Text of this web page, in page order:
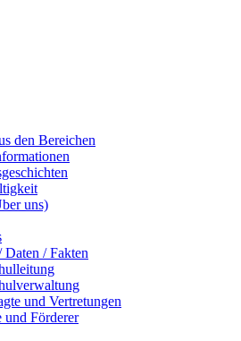
den Bereichen
uns)
Daten / Fakten
und Vertretungen
und Förderer